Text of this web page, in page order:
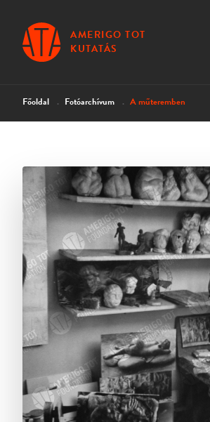
AMERIGO TOT
KUTATÁS
Főoldal Fotóarchívum A műteremben